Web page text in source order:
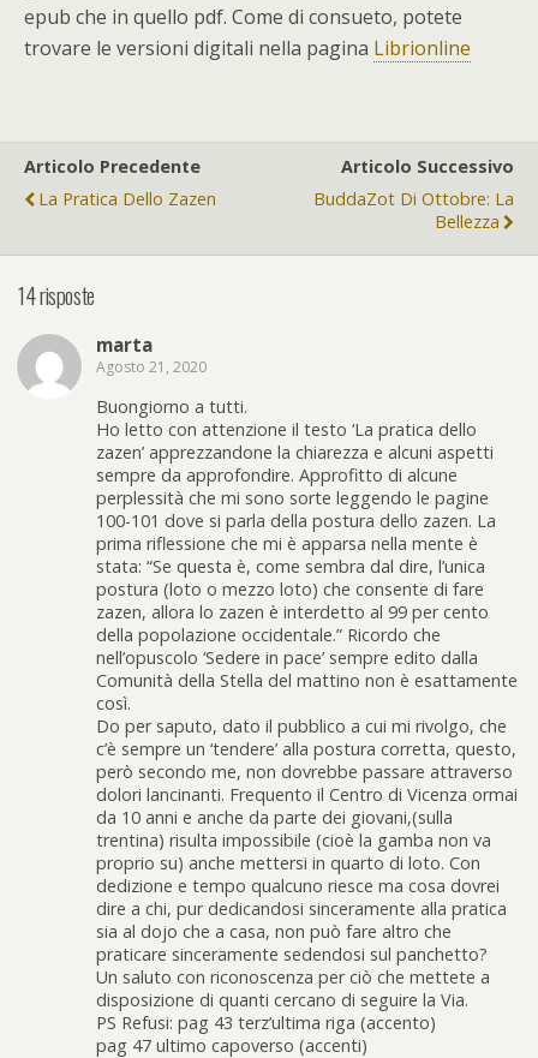
epub che in quello pdf. Come di consueto, potete
trovare le versioni digitali nella pagina Librionline
Articolo Precedente
La Pratica Dello Zazen
Articolo Successivo
BuddaZot Di Ottobre: La
Bellezza
14 risposte
marta
Agosto 21, 2020
Buongiorno a tutti.
Ho letto con attenzione il testo ‘La pratica dello
zazen’ apprezzandone la chiarezza e alcuni aspetti
sempre da approfondire. Approfitto di alcune
perplessità che mi sono sorte leggendo le pagine
100-101 dove si parla della postura dello zazen. La
prima riflessione che mi è apparsa nella mente è
stata: “Se questa è, come sembra dal dire, l’unica
postura (loto o mezzo loto) che consente di fare
zazen, allora lo zazen è interdetto al 99 per cento
della popolazione occidentale.” Ricordo che
nell’opuscolo ‘Sedere in pace’ sempre edito dalla
Comunità della Stella del mattino non è esattamente
così.
Do per saputo, dato il pubblico a cui mi rivolgo, che
c’è sempre un ‘tendere’ alla postura corretta, questo,
però secondo me, non dovrebbe passare attraverso
dolori lancinanti. Frequento il Centro di Vicenza ormai
da 10 anni e anche da parte dei giovani,(sulla
trentina) risulta impossibile (cioè la gamba non va
proprio su) anche mettersi in quarto di loto. Con
dedizione e tempo qualcuno riesce ma cosa dovrei
dire a chi, pur dedicandosi sinceramente alla pratica
sia al dojo che a casa, non può fare altro che
praticare sinceramente sedendosi sul panchetto?
Un saluto con riconoscenza per ciò che mettete a
disposizione di quanti cercano di seguire la Via.
PS Refusi: pag 43 terz’ultima riga (accento)
pag 47 ultimo capoverso (accenti)